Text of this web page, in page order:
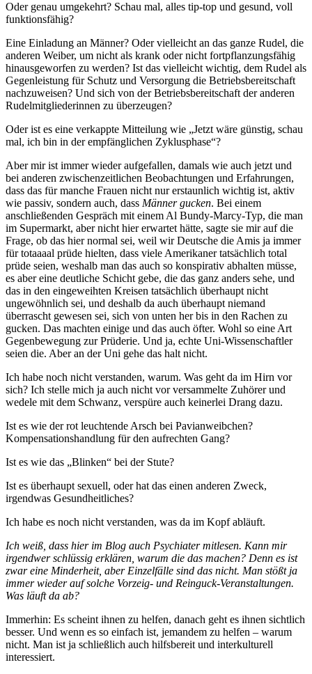
Oder genau umgekehrt? Schau mal, alles tip-top und gesund, voll
funktionsfähig?
Eine Einladung an Männer? Oder vielleicht an das ganze Rudel, die
anderen Weiber, um nicht als krank oder nicht fortpflanzungsfähig
hinausgeworfen zu werden? Ist das vielleicht wichtig, dem Rudel als
Gegenleistung für Schutz und Versorgung die Betriebsbereitschaft
nachzuweisen? Und sich von der Betriebsbereitschaft der anderen
Rudelmitgliederinnen zu überzeugen?
Oder ist es eine verkappte Mitteilung wie „Jetzt wäre günstig, schau
mal, ich bin in der empfänglichen Zyklusphase“?
Aber mir ist immer wieder aufgefallen, damals wie auch jetzt und
bei anderen zwischenzeitlichen Beobachtungen und Erfahrungen,
dass das für manche Frauen nicht nur erstaunlich wichtig ist, aktiv
wie passiv, sondern auch, dass Männer gucken. Bei einem
anschließenden Gespräch mit einem Al Bundy-Marcy-Typ, die man
im Supermarkt, aber nicht hier erwartet hätte, sagte sie mir auf die
Frage, ob das hier normal sei, weil wir Deutsche die Amis ja immer
für totaaaal prüde hielten, dass viele Amerikaner tatsächlich total
prüde seien, weshalb man das auch so konspirativ abhalten müsse,
es aber eine deutliche Schicht gebe, die das ganz anders sehe, und
das in den eingeweihten Kreisen tatsächlich überhaupt nicht
ungewöhnlich sei, und deshalb da auch überhaupt niemand
überrascht gewesen sei, sich von unten her bis in den Rachen zu
gucken. Das machten einige und das auch öfter. Wohl so eine Art
Gegenbewegung zur Prüderie. Und ja, echte Uni-Wissenschaftler
seien die. Aber an der Uni gehe das halt nicht.
Ich habe noch nicht verstanden, warum. Was geht da im Hirn vor
sich? Ich stelle mich ja auch nicht vor versammelte Zuhörer und
wedele mit dem Schwanz, verspüre auch keinerlei Drang dazu.
Ist es wie der rot leuchtende Arsch bei Pavianweibchen?
Kompensationshandlung für den aufrechten Gang?
Ist es wie das „Blinken“ bei der Stute?
Ist es überhaupt sexuell, oder hat das einen anderen Zweck,
irgendwas Gesundheitliches?
Ich habe es noch nicht verstanden, was da im Kopf abläuft.
Ich weiß, dass hier im Blog auch Psychiater mitlesen. Kann mir
irgendwer schlüssig erklären, warum die das machen? Denn es ist
zwar eine Minderheit, aber Einzelfälle sind das nicht. Man stößt ja
immer wieder auf solche Vorzeig- und Reinguck-Veranstaltungen.
Was läuft da ab?
Immerhin: Es scheint ihnen zu helfen, danach geht es ihnen sichtlich
besser. Und wenn es so einfach ist, jemandem zu helfen – warum
nicht. Man ist ja schließlich auch hilfsbereit und interkulturell
interessiert.